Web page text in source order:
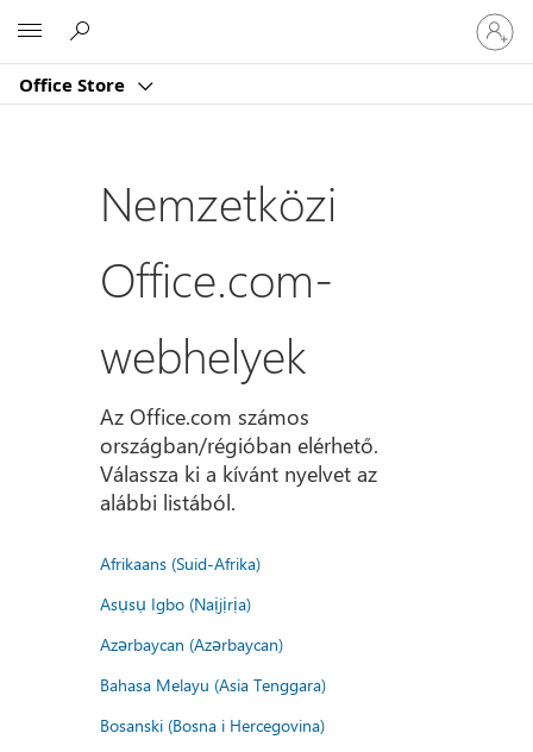
Office Store
be
a
Nemzetközi
Office.com-
webhelyek
Az Office.com számos
országban/régióban elérhető.
Válassza ki a kívánt nyelvet az
alábbi listából.
Afrikaans (Suid-Afrika)
Asụsụ Igbo (Naịjịrịa)
Azərbaycan (Azərbaycan)
Bahasa Melayu (Asia Tenggara)
Bosanski (Bosna i Hercegovina)